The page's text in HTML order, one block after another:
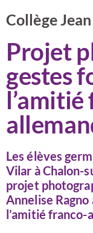
Collège
Projet
gestes
Les élèves
Vilar à Chalon-
projet
Annelise
l’amitié franco-